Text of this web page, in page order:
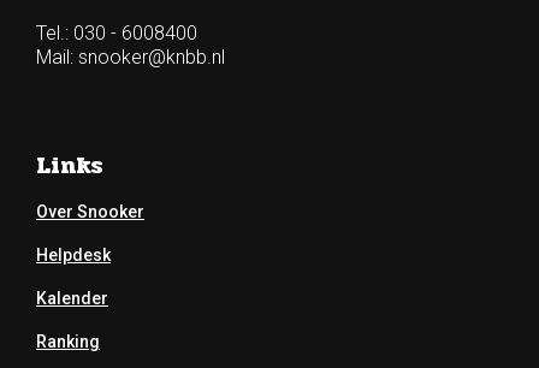
Tel.: 030 - 6008400
Mail: snooker@knbb.nl
Links
Over Snooker
Helpdesk
Kalender
Ranking